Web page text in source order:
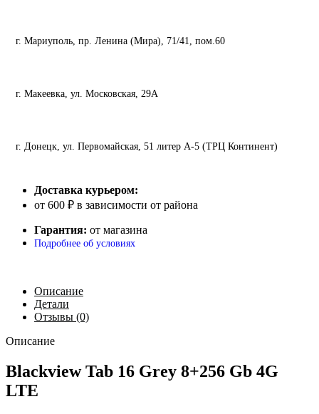
г. Мариуполь, пр. Ленина (Мира), 71/41, пом.60
г. Макеевка, ул. Московская, 29А
г. Донецк, ул. Первомайская, 51 литер А-5 (ТРЦ Континент)
Доставка курьером:
от 600 ₽ в зависимости от района
Гарантия: от магазина
Подробнее об условиях
Описание
Детали
Отзывы (0)
Описание
Blackview Tab 16 Grey 8+256 Gb 4G
LTE